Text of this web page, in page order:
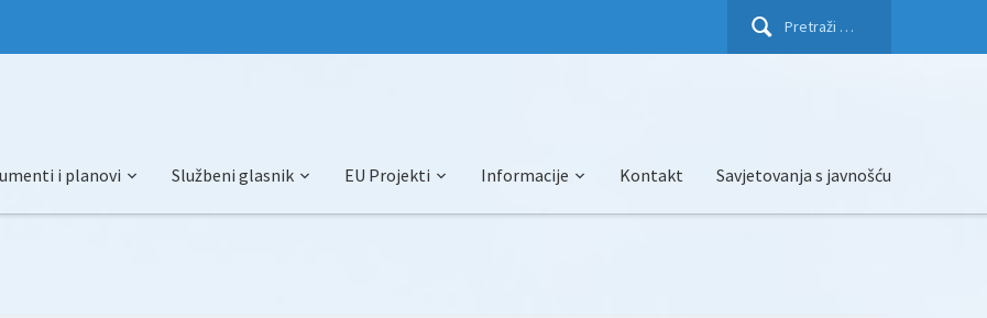
Pretraži:
i planovi Službeni glasnik EU Projekti Informacije Kontakt Savjetovanja s javnošću